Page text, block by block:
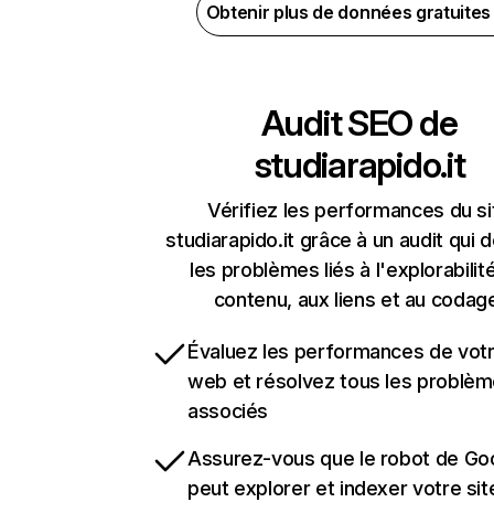
Obtenir plus de données
Audit SEO de
studiarapido.it
Vérifiez les performances du
studiarapido.it grâce à un audit qui
les problèmes liés à
contenu, aux liens et au
Évaluez les performances de
web et résolvez tous les
associés
Assurez-vous que le robot de
peut explorer et indexer votre